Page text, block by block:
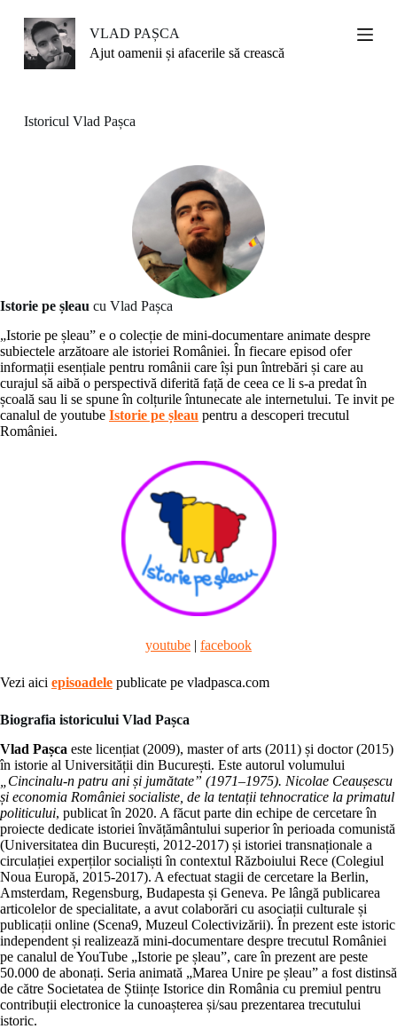
S
k
o
VLAD PAȘCA
Ajut oamenii și afacerile să crească
Istoricul Vlad Pașca
Istorie pe șleau cu Vlad Pașca
„Istorie pe șleau” e o colecție de mini-documentare animate despre
subiectele arzătoare ale istoriei României. În fiecare episod ofer
informații esențiale pentru românii care își pun întrebări și care au
curajul să aibă o perspectivă diferită față de ceea ce li s-a predat în
școală sau li se spune în colțurile întunecate ale internetului. Te invit pe
canalul de youtube Istorie pe șleau pentru a descoperi trecutul
României.
youtube | facebook
Vezi aici episoadele publicate pe vladpasca.com
Biografia istoricului Vlad Pașca
Vlad Pașca este licențiat (2009), master of arts (2011) și doctor (2015)
în istorie al Universității din București. Este autorul volumului
„Cincinalu-n patru ani și jumătate” (1971–1975). Nicolae Ceaușescu
și economia României socialiste, de la tentații tehnocratice la primatul
politicului, publicat în 2020. A făcut parte din echipe de cercetare în
proiecte dedicate istoriei învățământului superior în perioada comunistă
(Universitatea din București, 2012-2017) și istoriei transnaționale a
circulației experților socialiști în contextul Războiului Rece (Colegiul
Noua Europă, 2015-2017). A efectuat stagii de cercetare la Berlin,
Amsterdam, Regensburg, Budapesta și Geneva. Pe lângă publicarea
articolelor de specialitate, a avut colaborări cu asociații culturale și
publicații online (Scena9, Muzeul Colectivizării). În prezent este istoric
independent și realizează mini-documentare despre trecutul României
pe canalul de YouTube „Istorie pe șleau”, care în prezent are peste
50.000 de abonați. Seria animată „Marea Unire pe șleau” a fost distinsă
de către Societatea de Științe Istorice din România cu premiul pentru
contribuții electronice la cunoașterea și/sau prezentarea trecutului
istoric.